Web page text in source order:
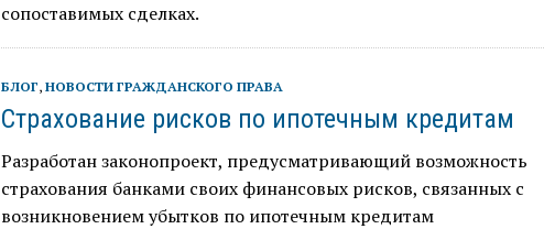
сопоставимых сделках.
БЛОГ, НОВОСТИ ГРАЖДАНСКОГО ПРАВА
Страхование рисков по ипотечным кредитам
Разработан законопроект, предусматривающий возможность
страхования банками своих финансовых рисков, связанных с
возникновением убытков по ипотечным кредитам